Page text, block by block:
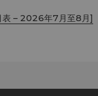
表 – 2026年7月至8月]